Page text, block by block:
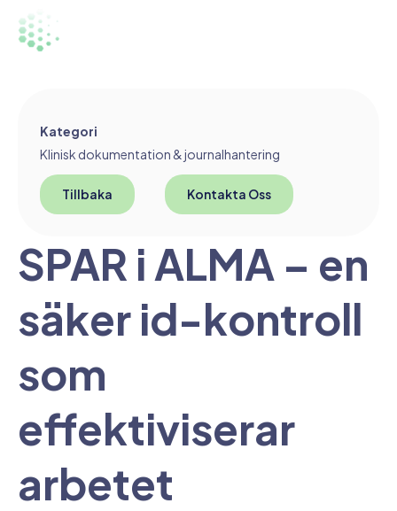
Kategori
Klinisk dokumentation & journalhantering
Tillbaka Kontakta Oss
SPAR i ALMA – en
säker id-kontroll
som
effektiviserar
arbetet